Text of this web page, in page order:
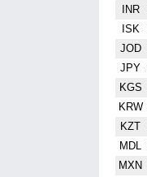
INR
ISK
JOD
JPY
KGS
KRW
KZT
MDL
MXN